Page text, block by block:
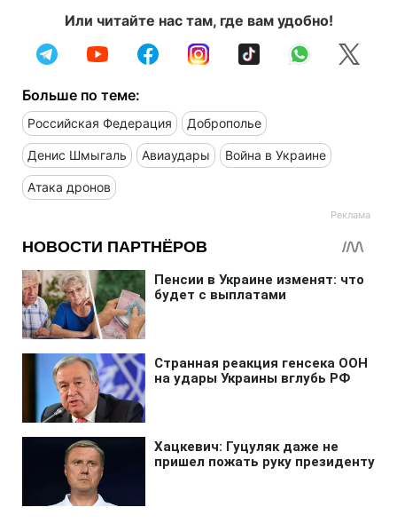
Или читайте нас там, где вам удобно!
Больше по теме:
Российская Федерация Доброполье
Денис Шмыгаль Авиаудары Война в Украине
Атака дронов